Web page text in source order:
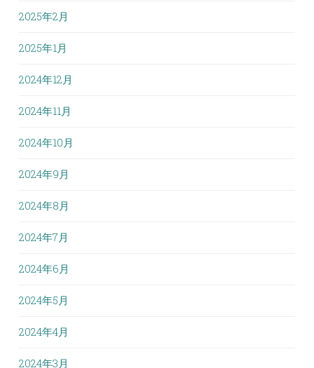
2025年2月
2025年1月
2024年12月
2024年11月
2024年10月
2024年9月
2024年8月
2024年7月
2024年6月
2024年5月
2024年4月
2024年3月